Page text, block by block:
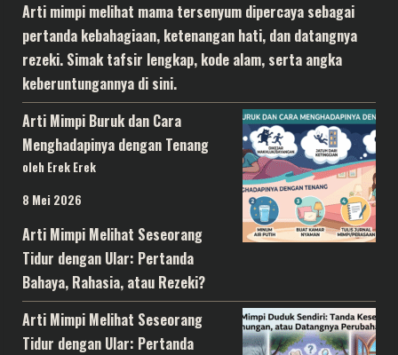
Arti mimpi melihat mama tersenyum dipercaya sebagai
pertanda kebahagiaan, ketenangan hati, dan datangnya
rezeki. Simak tafsir lengkap, kode alam, serta angka
keberuntungannya di sini.
Arti Mimpi Buruk dan Cara
Menghadapinya dengan Tenang
oleh Erek Erek
8 Mei 2026
Arti Mimpi Melihat Seseorang
Tidur dengan Ular: Pertanda
Bahaya, Rahasia, atau Rezeki?
Arti Mimpi Melihat Seseorang
Tidur dengan Ular: Pertanda